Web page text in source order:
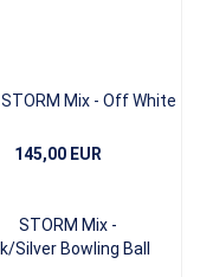
STORM Mix - Off White
145,00 EUR